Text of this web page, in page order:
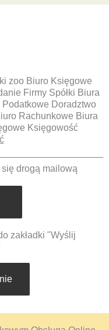
zoo Biuro Księgowe
Firmy Spółki Biura
Doradztwo
Rachunkowe Biura
Księgowość
drogą mailową
zakładki "Wyślij